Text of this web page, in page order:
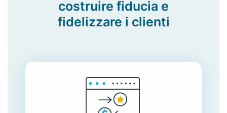
costruire fiducia e
fidelizzare i clienti